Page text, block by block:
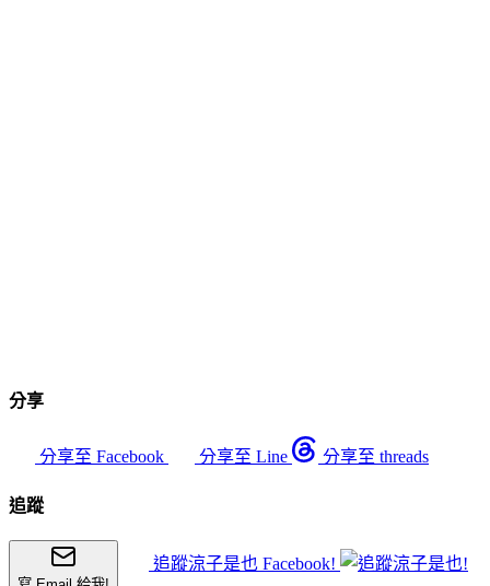
分享
分享至 Facebook 分享至 Line 分享至 threads
追蹤
追蹤涼子是也 Facebook!